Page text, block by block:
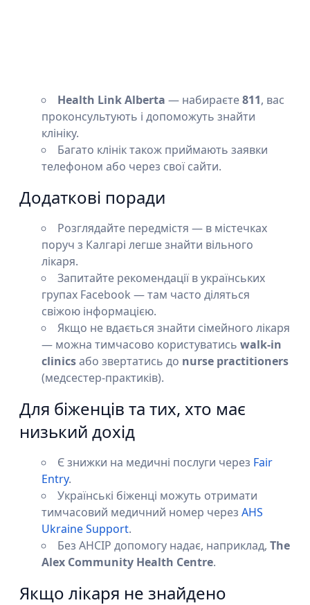
Health Link Alberta — набираєте811, вас
проконсультують і допоможуть знайти
клініку.
Багато клінік також приймають заявки
телефоном або через свої сайти.
Додаткові поради
Розглядайте передмістя — в містечках
поруч з Калгарі легше знайти вільного
лікаря.
Запитайте рекомендації в українських
групах Facebook — там часто діляться
свіжою інформацією.
Якщо не вдається знайти сімейного лікаря
— можна тимчасово користуватись walk-in
clinicsабо звертатись до nurse practitioners
(медсестер-практиків).
Для біженців та тих, хто має
низький дохід
Є знижки на медичні послуги через Fair
Entry.
Українські біженці можуть отримати
тимчасовий медичний номер через AHS
Ukraine Support.
Без AHCIP допомогу надає, наприклад, The
Alex Community Health Centre.
Якщо лікаря не знайдено